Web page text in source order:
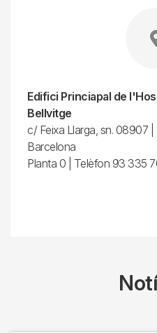
Edifici Princiapal de
Bellvitge
c/ Feixa Llarga, sn. 08907
Barcelona
Planta 0 | Telèfon 93 335